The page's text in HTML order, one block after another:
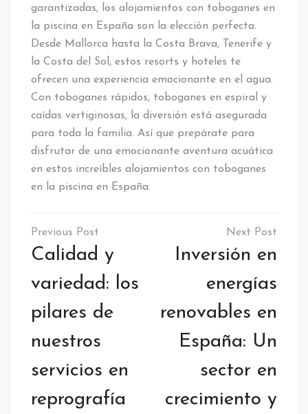
garantizadas, los alojamientos con toboganes en
la piscina en España son la elección perfecta.
Desde Mallorca hasta la Costa Brava, Tenerife y
la Costa del Sol, estos resorts y hoteles te
ofrecen una experiencia emocionante en el agua.
Con toboganes rápidos, toboganes en espiral y
caídas vertiginosas, la diversión está asegurada
para toda la familia. Así que prepárate para
disfrutar de una emocionante aventura acuática
en estos increíbles alojamientos con toboganes
en la piscina en España.
Navegación
de
entradas
Calidad y
variedad: los
pilares de
nuestros
servicios en
reprografía
Inversión en
energías
renovables en
España: Un
sector en
crecimiento y